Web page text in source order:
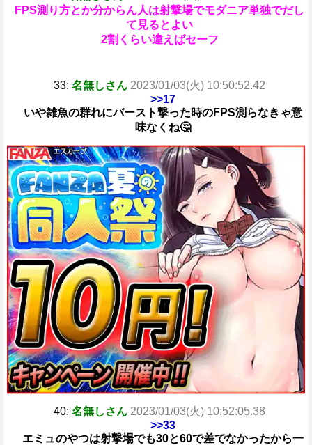
FPS測り方とか分からん人は射撃場でモダニア単独でだし
て見るとよい
2割くらい違えばセーフ
33: 名無しさん 2023/01/03(火) 10:50:52.42
>>17
いや雑魚の群れにバースト撃った時のFPS測らなきゃ意
味なくね🤔
40: 名無しさん 2023/01/03(火) 10:52:05.38
>>33
エミュのやつは射撃場でも30と60で差でなかったから一